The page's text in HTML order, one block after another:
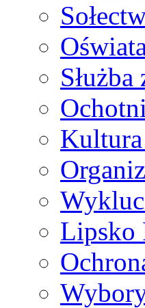
Lipsko